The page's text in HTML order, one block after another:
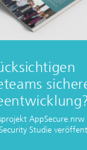
Studie